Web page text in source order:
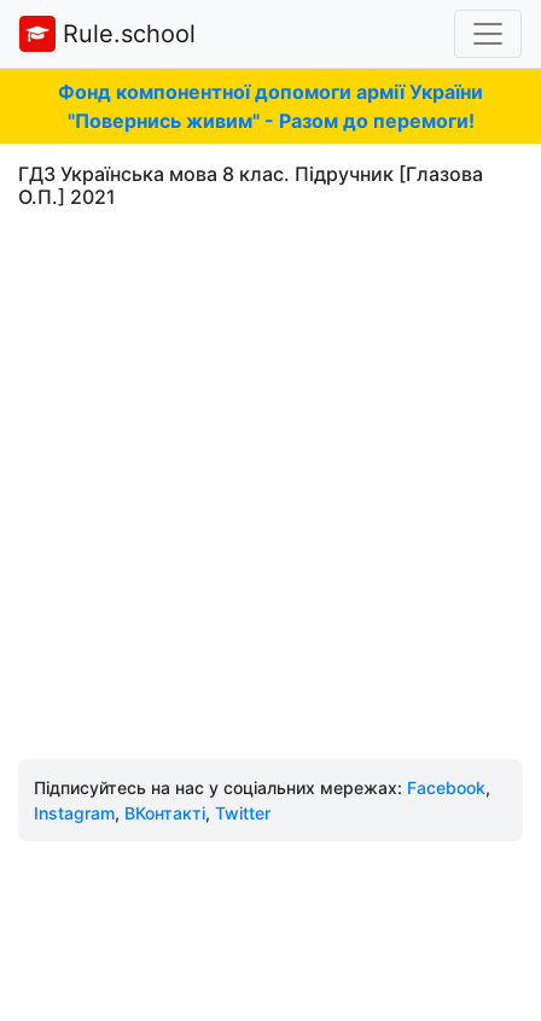
Rule.school
Фонд компонентної допомоги армії України
"Повернись живим" - Разом до перемоги!
ГДЗ Українська мова 8 клас. Підручник [Глазова
О.П.] 2021
Підписуйтесь на нас у соціальних мережах: Facebook,
Instagram, ВКонтакті, Twitter